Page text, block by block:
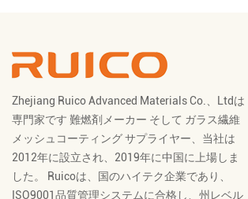
Zhejiang Ruico Advanced Materials Co.、Ltdは
専門家です 難燃剤メーカー そして ガラス繊維
メッシュコーティング サプライヤー 、当社は
2012年に設立され、2019年に中国に上場しま
した。 Ruicoは、国のハイテク企業であり、
ISO9001品質管理システムに合格し、州レベル